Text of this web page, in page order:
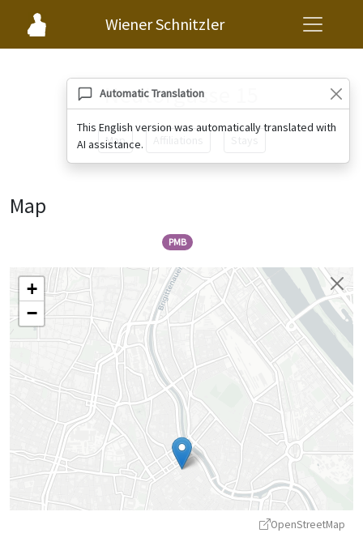
Wiener Schnitzler
Automatic Translation
This English version was automatically translated with
AI assistance.
Neutorgasse 15
Map
Map
PMB
+
−
OpenStreetMap